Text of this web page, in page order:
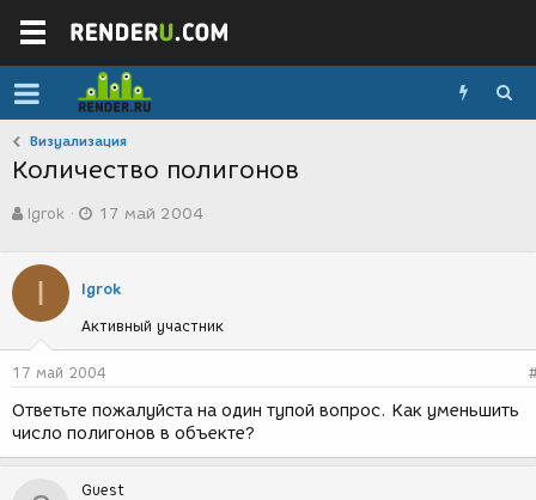
Визуализация
Количество полигонов
в
о
е
м
ы
Igrok
а
с
з
д
а
и
я
17 май 2004
I Igrok
Активный участник
17 май 2004
Ответьте пожалуйста на один тупой вопрос. Как уменьшить
число полигонов в объекте?
Guest